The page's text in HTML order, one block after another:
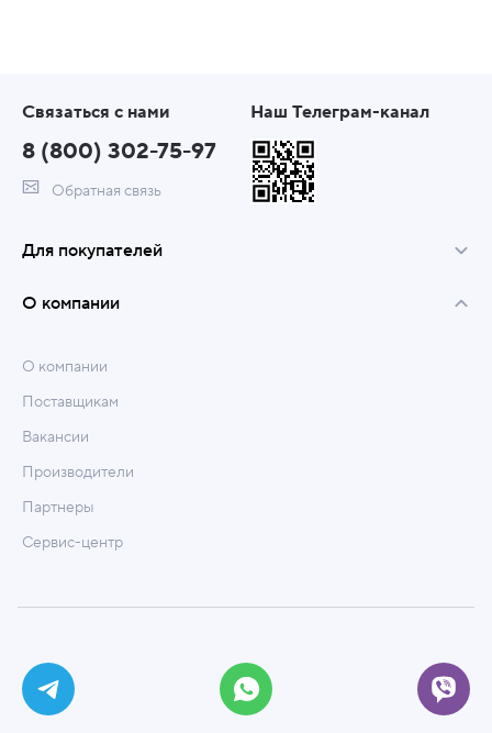
Связаться с нами
8 (800) 302-75-97
Обратная связь
Наш Телеграм-канал
Для покупателей
О компании
О компании
Поставщикам
Вакансии
Производители
Партнеры
Сервис-центр